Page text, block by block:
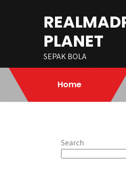
PLANET
SEPAK BOLA
Home
Search